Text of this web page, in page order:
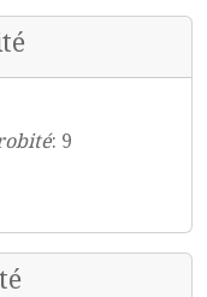
: 9